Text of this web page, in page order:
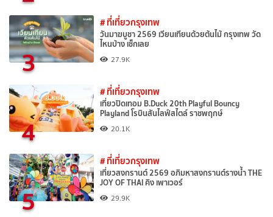
3
# ที่เที่ยวกรุงเทพ
วันมาฆบูชา 2569 เวียนเทียนด้วยต้นไม้ กรุงเทพ วัด
ไหนบ้าง เช็กเลย
27.9K
4
# ที่เที่ยวกรุงเทพ
เที่ยวปิดเทอม B.Duck 20th Playful Bouncy
Playland โรบินสันไลฟ์สไตล์ ราชพฤกษ์
20.1K
5
# ที่เที่ยวกรุงเทพ
เที่ยวสงกรานต์ 2569 อภิมหาสงกรานต์รางน้ำ THE
JOY OF THAI คิง เพาเวอร์
29.9K